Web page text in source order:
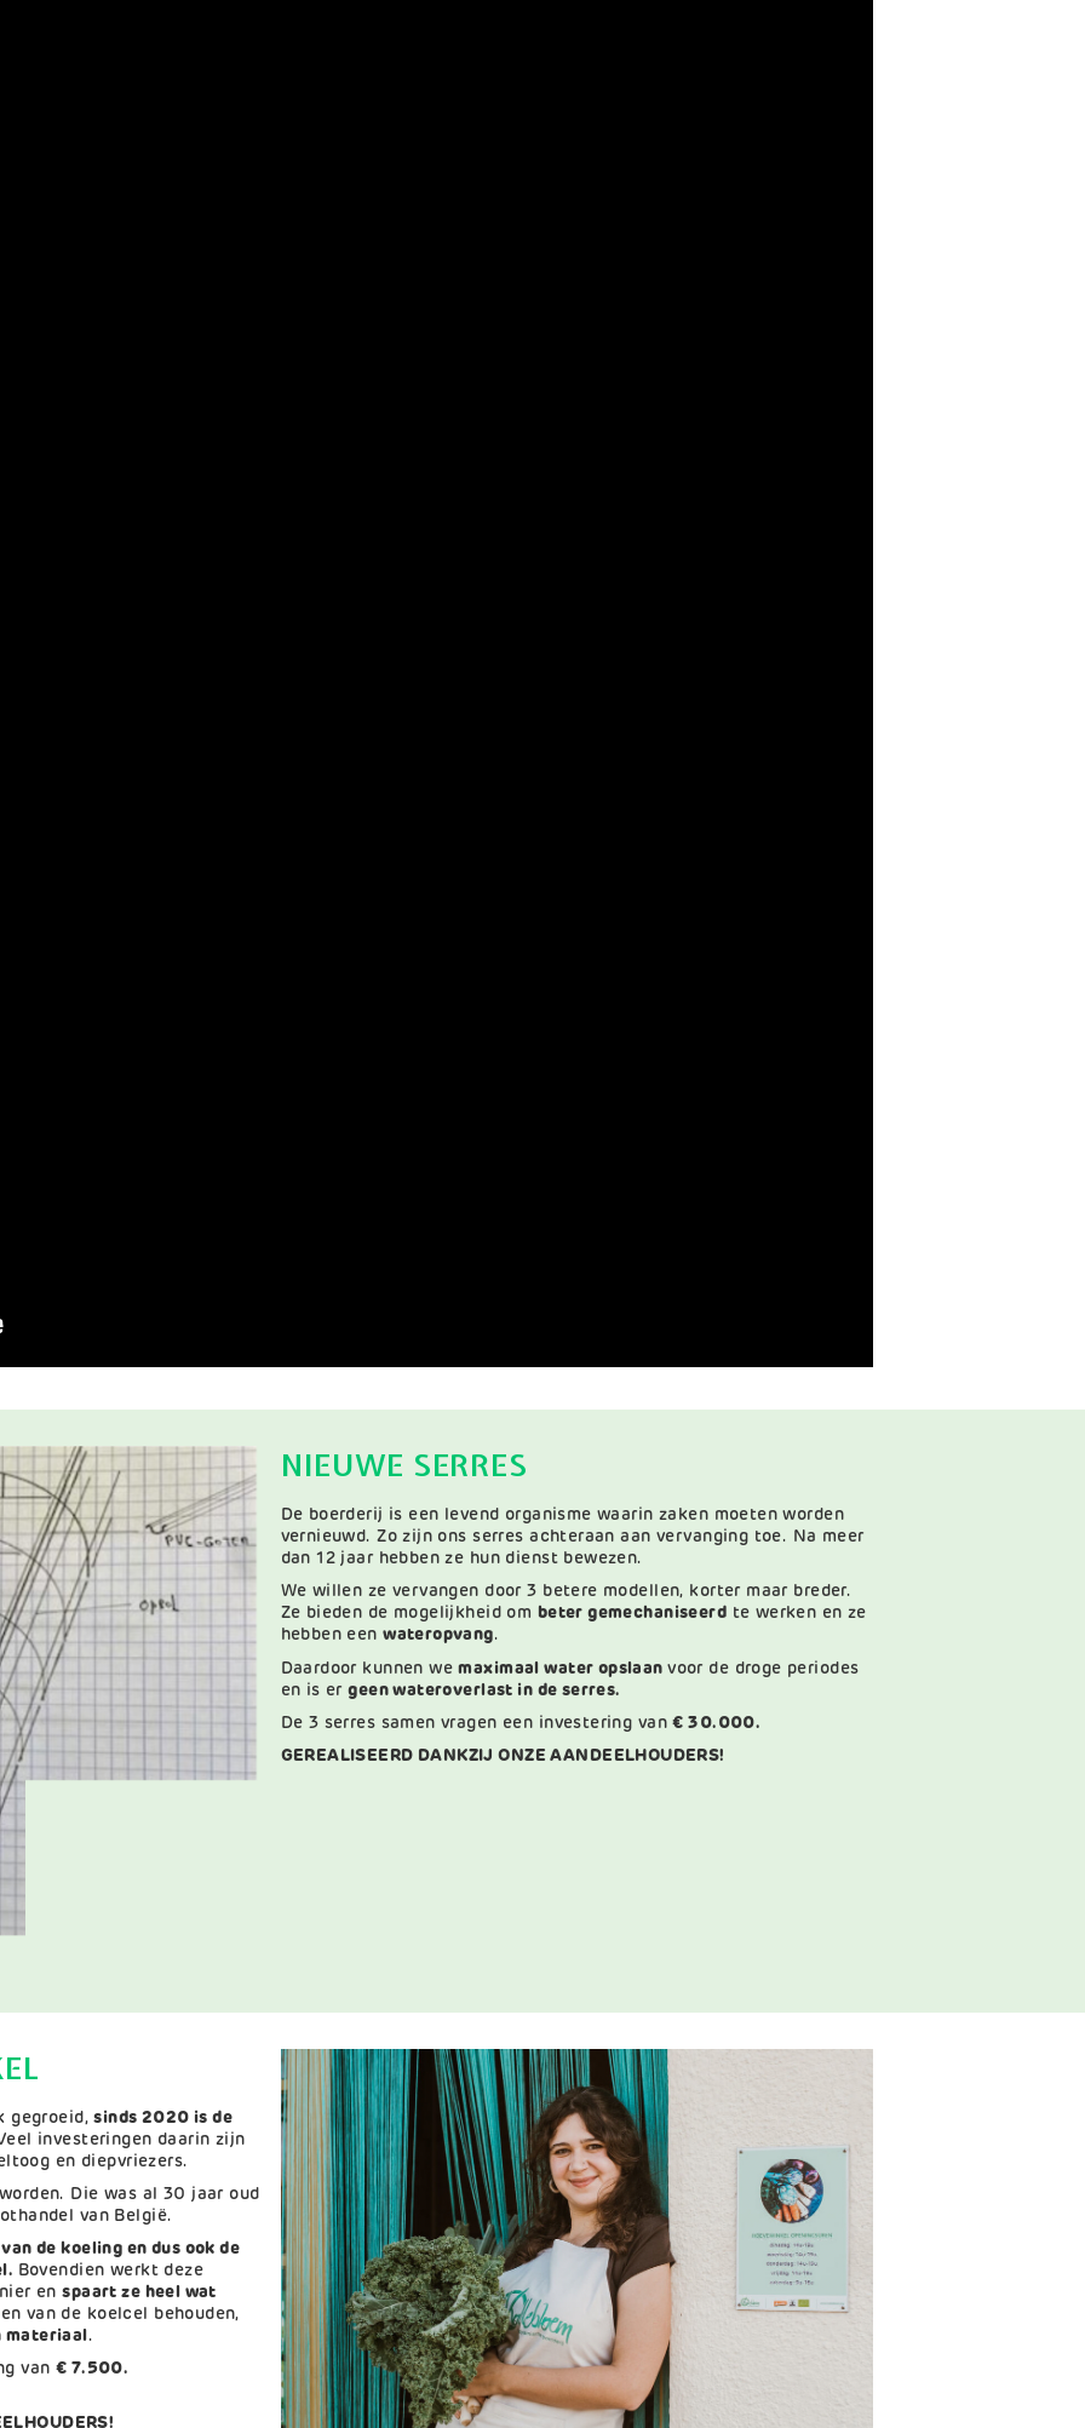
NIEUWE SERRES
De boerderij is een levend organisme waarin zaken moeten worden
vernieuwd. Zo zijn ons serres achteraan aan vervanging toe. Na meer
dan 12 jaar hebben ze hun dienst bewezen.
We willen ze vervangen door 3 betere modellen, korter maar breder.
Ze bieden de mogelijkheid om beter gemechaniseerd te werken en ze
hebben eenwateropvang.
Daardoor kunnen wemaximaal water opslaanvoor de droge periodes
en is ergeen wateroverlast in de serres.
De 3 serres samen vragen een investering van€ 30.000.
GEREALISEERD DANKZIJ ONZE AANDEELHOUDERS!
gegroeid,sinds 2020 is de
investeringen daarin zijn
en diepvriezers.
Die was al 30 jaar oud
van België.
de koeling en dus ook de
Bovendien werkt deze
enspaart ze heel wat
van de koelcel behouden,
materiaal.
van € 7.500.